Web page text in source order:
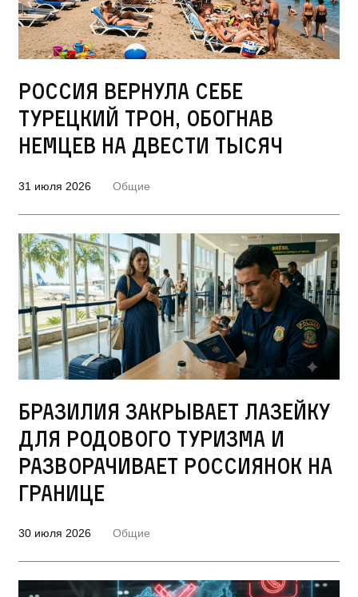
Россия вернула себе
турецкий трон, обогнав
немцев на двести тысяч
31 июля 2026 Общие
Бразилия закрывает лазейку
для родового туризма и
разворачивает россиянок на
границе
30 июля 2026 Общие